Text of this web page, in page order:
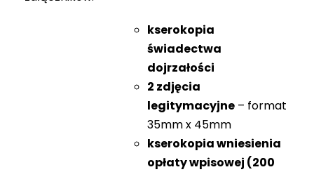
kserokopia
świadectwa
dojrzałości
2 zdjęcia
legitymacyjne – format
35mm x 45mm
kserokopia wniesienia
opłaty wpisowej (200